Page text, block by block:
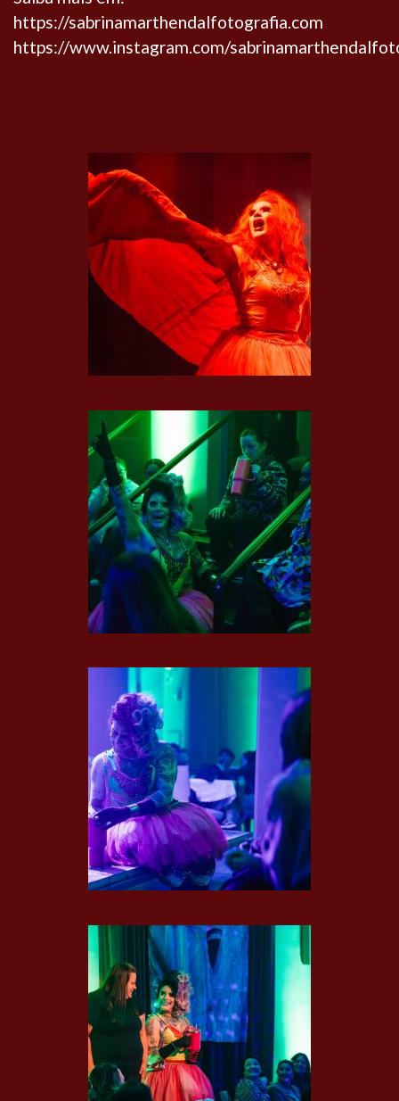
https://sabrinamarthendalfotografia.com
https://www.instagram.com/